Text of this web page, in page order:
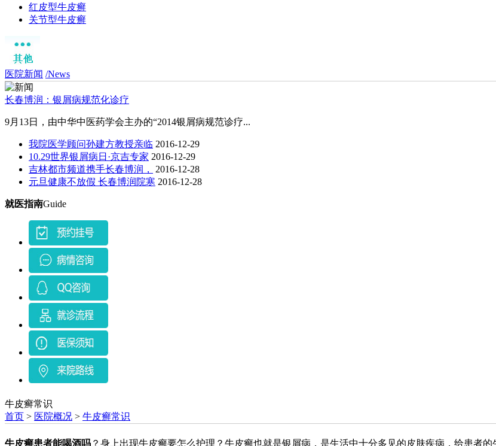
红皮型牛皮癣
关节型牛皮癣
医院新闻 /News
长春博润：银屑病规范化诊疗
9月13日，由中华中医药学会主办的“2014银屑病规范诊疗...
我院医学顾问孙建方教授亲临 2016-12-29
10.29世界银屑病日·京吉专家 2016-12-29
吉林都市频道携手长春博润，
2016-12-28
元旦健康不放假 长春博润院寒 2016-12-28
就医指南Guide
牛皮癣常识
首页 > 医院概况 > 牛皮癣常识
牛皮癣患者能喝酒吗 ？身上出现牛皮癣要怎么护理？牛皮癣也就是银屑病，是生活中十分多见的皮肤疾病，给患者